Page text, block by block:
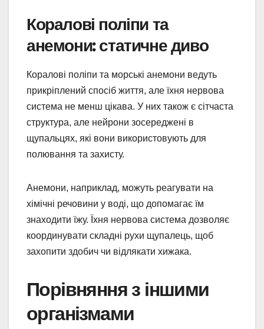
Коралові поліпи та
анемони: статичне диво
Коралові поліпи та морські анемони ведуть
прикріплений спосіб життя, але їхня нервова
система не менш цікава. У них також є сітчаста
структура, але нейрони зосереджені в
щупальцях, які вони використовують для
полювання та захисту.
Анемони, наприклад, можуть реагувати на
хімічні речовини у воді, що допомагає їм
знаходити їжу. Їхня нервова система дозволяє
координувати складні рухи щупалець, щоб
захопити здобич чи відлякати хижака.
Порівняння з іншими
організмами